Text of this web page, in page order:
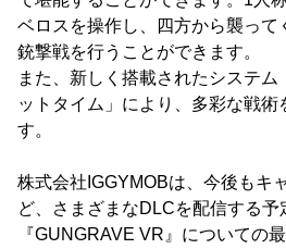
ベロスを操作し、四方から襲って
銃撃戦を行うことができます。
また、新しく搭載されたシステム
ットタイム」により、多彩な戦術
す。
株式会社IGGYMOBは、今後もキ
ど、さまざまなDLCを配信する予
『GUNGRAVE VR』についての